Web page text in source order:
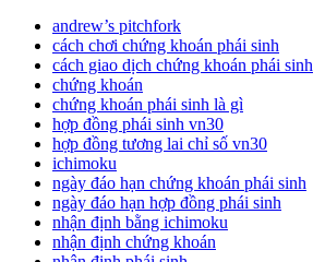
andrew’s pitchfork
cách chơi chứng khoán phái sinh
cách giao dịch chứng khoán phái sinh
chứng khoán
chứng khoán phái sinh là gì
hợp đồng phái sinh vn30
hợp đồng tương lai chỉ số vn30
ichimoku
ngày đáo hạn chứng khoán phái sinh
ngày đáo hạn hợp đồng phái sinh
nhận định bằng ichimoku
nhận định chứng khoán